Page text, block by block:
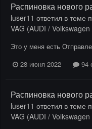
Распиновка нового
luser11 ответил в теме
VAG (AUDI /
Это у меня есть
28 июня 2022
94
Распиновка нового
luser11 ответил в теме
VAG (AUDI /